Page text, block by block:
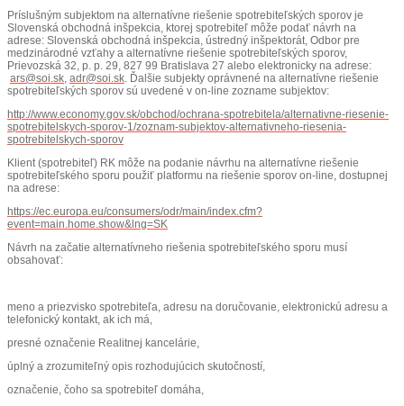
Príslušným subjektom na alternatívne riešenie spotrebiteľských sporov je
Slovenská obchodná inšpekcia, ktorej spotrebiteľ môže podať návrh na
adrese: Slovenská obchodná inšpekcia, ústredný inšpektorát, Odbor pre
medzinárodné vzťahy a alternatívne riešenie spotrebiteľských sporov,
Prievozská 32, p. p. 29, 827 99 Bratislava 27 alebo elektronicky na adrese:
ars@soi.sk, adr@soi.sk. Ďalšie subjekty oprávnené na alternatívne riešenie
spotrebiteľských sporov sú uvedené v on-line zozname subjektov:
http://www.economy.gov.sk/obchod/ochrana-spotrebitela/alternativne-riesenie-
spotrebitelskych-sporov-1/zoznam-subjektov-alternativneho-riesenia-
spotrebitelskych-sporov
Klient (spotrebiteľ) RK môže na podanie návrhu na alternatívne riešenie
spotrebiteľského sporu použiť platformu na riešenie sporov on-line, dostupnej
na adrese:
https://ec.europa.eu/consumers/odr/main/index.cfm?
event=main.home.show&lng=SK
Návrh na začatie alternatívneho riešenia spotrebiteľského sporu musí
obsahovať:
meno a priezvisko spotrebiteľa, adresu na doručovanie, elektronickú adresu a
telefonický kontakt, ak ich má,
presné označenie Realitnej kancelárie,
úplný a zrozumiteľný opis rozhodujúcich skutočností,
označenie, čoho sa spotrebiteľ domáha,